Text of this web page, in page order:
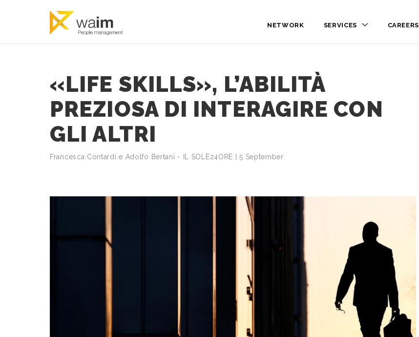
NETWORK SERVICES CAREERS
«LIFE SKILLS», L’ABILITÀ
PREZIOSA DI INTERAGIRE CON
GLI ALTRI
Francesca Contardi e Adolfo Bertani - IL SOLE24ORE | 5 September